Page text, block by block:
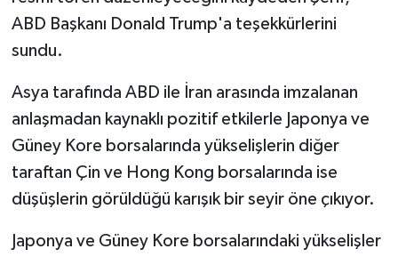
ABD Başkanı Donald Trump'a teşekkürlerini
sundu.
Asya tarafında ABD ile İran arasında imzalanan
anlaşmadan kaynaklı pozitif etkilerle Japonya ve
Güney Kore borsalarında yükselişlerin diğer
taraftan Çin ve Hong Kong borsalarında ise
düşüşlerin görüldüğü karışık bir seyir öne çıkıyor.
Japonya ve Güney Kore borsalarındaki yükselişler